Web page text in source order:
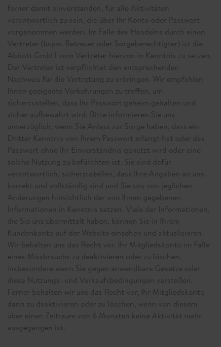
ferner damit einverstanden, für alle Aktivitäten
verantwortlich zu sein, die über Ihr Konto oder Passwort
vorgenommen werden. Im Falle des Handelns durch einen
Vertreter (bspw. Betreuer oder Sorgeberechtigter) ist die
Abbott GmbH vom Vertreter hiervon in Kenntnis zu setzen.
Der Vertreter ist verpflichtet den entsprechenden
Nachweis für die Vertretung zu erbringen. Wir empfehlen
Ihnen geeignete Vorkehrungen zu treffen, um
sicherzustellen, dass Ihr Passwort geheim gehalten und
sicher aufbewahrt wird. Bitte informieren Sie uns
unverzüglich, wenn Sie Anlass zur Sorge haben, dass ein
Dritter Kenntnis von Ihrem Passwort erlangt hat oder das
Passwort ohne Ihr Einverständnis genutzt wird oder eine
solche Nutzung zu befürchten ist. Sie sind dafür
verantwortlich, sicherzustellen, dass Ihre Angaben an uns
korrekt und vollständig sind und Sie uns von jeglichen
Änderungen hinsichtlich der von Ihnen gegebenen
Informationen in Kenntnis setzen. Viele der Informationen,
die Sie uns übermittelt haben, können Sie in Ihrem
Kundenkonto auf der Website einsehen und aktualisieren.
Wir behalten uns das Recht vor, Ihr Mitgliedskonto im Falle
eines Missbrauchs zu deaktivieren oder zu löschen,
insbesondere wenn Sie gegen anwendbare Gesetze oder
diese Nutzungs- und Verkaufsbedingungen verstoßen.
Ferner behalten wir uns das Recht vor, Ihr Mitgliedskonto
dann zu deaktivieren oder zu löschen, wenn von diesem
über einen Zeitraum von 6 Monaten keine Aktivität mehr
ausgegangen ist.